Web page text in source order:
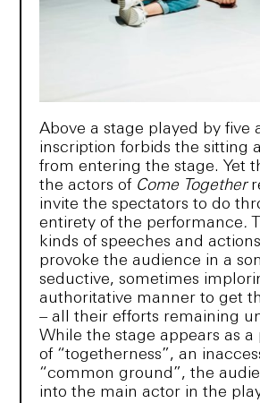
Above a stage played by five
inscription forbids the sitting
from entering the stage. Yet
the actors of Come Together
invite the spectators to do
entirety of the performance.
kinds of speeches and
provoke the audience in a
seductive, sometimes
authoritative manner to get
– all their efforts remaining
While the stage appears as a
of “togetherness”, an
“common ground”, the
into the main actor in the